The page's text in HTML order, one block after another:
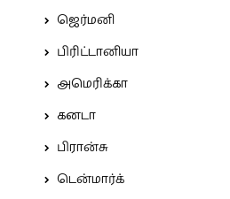
ஜெர்மனி
பிரிட்டானியா
அமெரிக்கா
கனடா
பிரான்சு
டென்மார்க்